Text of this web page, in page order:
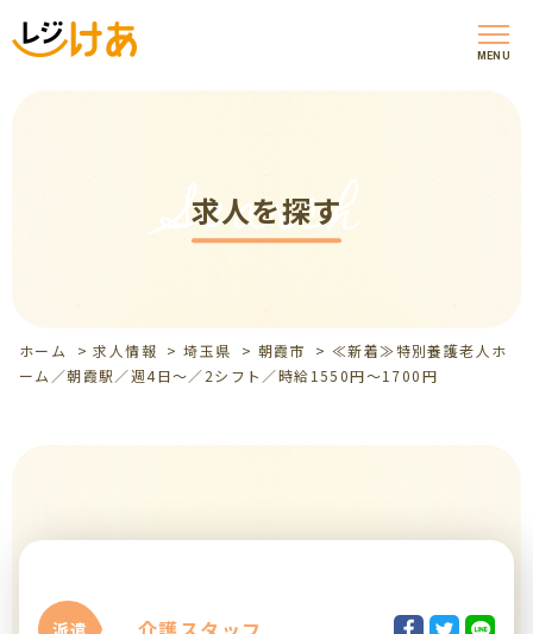
MENU
求人を探す
Search
ホーム >求人情報 >埼玉県 > 朝霞市 > ≪新着≫特別養護老人ホ
ーム／朝霞駅／週4日～／2シフト／時給1550円～1700円
派遣